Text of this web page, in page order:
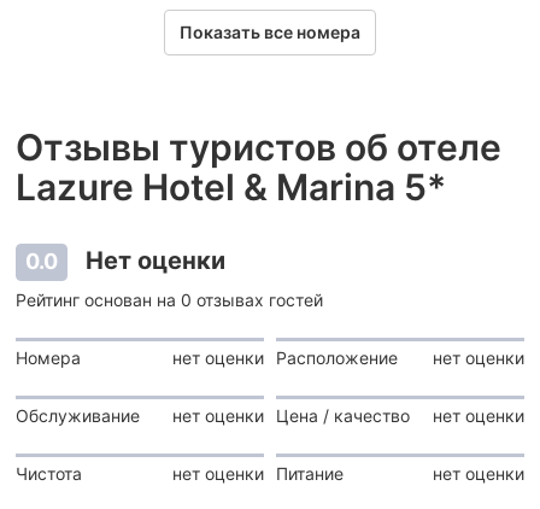
Показать все номера
Отзывы туристов об отеле
Lazure Hotel & Marina 5*
0.0 Нет оценки
Рейтинг основан на 0 отзывах гостей
Номера нет оценки Расположение нет оценки
Обслуживание нет оценки Цена / качество нет оценки
Чистота нет оценки Питание нет оценки